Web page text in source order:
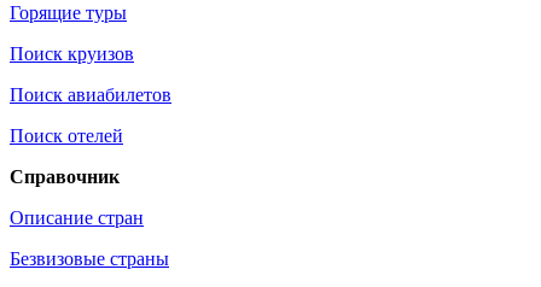
Горящие туры
Поиск круизов
Поиск авиабилетов
Поиск отелей
Справочник
Описание стран
Безвизовые страны